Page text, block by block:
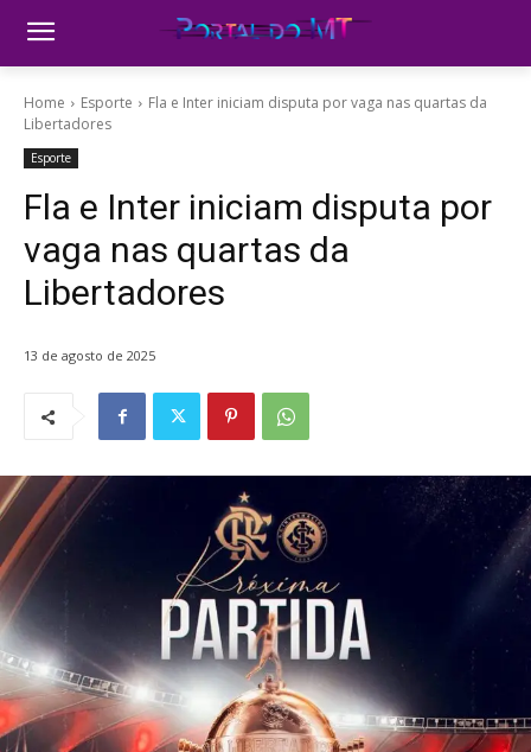
Home Esporte
Fla e Inter iniciam disputa por vaga nas quartas da
Libertadores
Esporte
Fla e Inter iniciam disputa por
vaga nas quartas da
Libertadores
13 de agosto de 2025